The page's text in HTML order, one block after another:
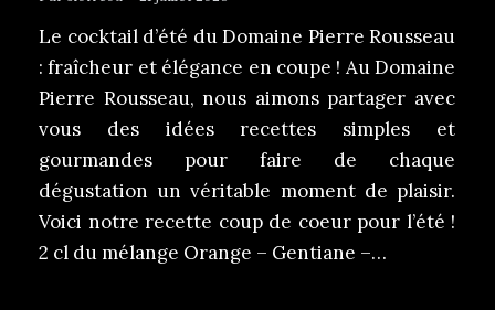
Le cocktail d’été du Domaine Pierre Rousseau
: fraîcheur et élégance en coupe ! Au Domaine
Pierre Rousseau, nous aimons partager avec
vous des idées recettes simples et
gourmandes pour faire de chaque
dégustation un véritable moment de plaisir.
Voici notre recette coup de coeur pour l’été !
2 cl du mélange Orange – Gentiane –…